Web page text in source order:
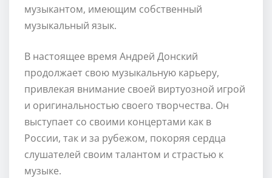
музыкантом, имеющим собственный
музыкальный язык.
В настоящее время Андрей Донский
продолжает свою музыкальную карьеру,
привлекая внимание своей виртуозной игрой
и оригинальностью своего творчества. Он
выступает со своими концертами как в
России, так и за рубежом, покоряя сердца
слушателей своим талантом и страстью к
музыке.